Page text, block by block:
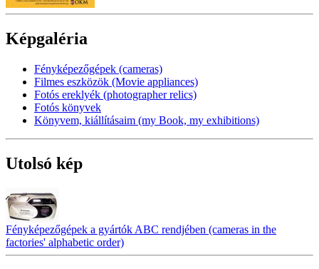
Képgaléria
Fényképezőgépek (cameras)
Filmes eszközök (Movie appliances)
Fotós ereklyék (photographer relics)
Fotós könyvek
Könyvem, kiállításaim (my Book, my exhibitions)
Utolsó kép
Fényképezőgépek a gyártók ABC rendjében (cameras in the
factories' alphabetic order)